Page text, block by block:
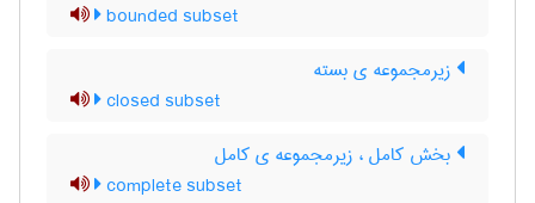
bounded subset
زیرمجموعه ی بسته
closed subset
بخش کامل ، زیرمجموعه ی کامل
complete subset